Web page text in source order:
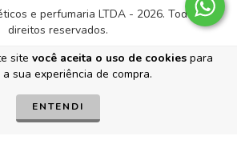
site você aceita o uso de cookies para
a sua experiência de compra.
ENTENDI
e perfumaria LTDA - 2026. Todos os
direitos reservados.